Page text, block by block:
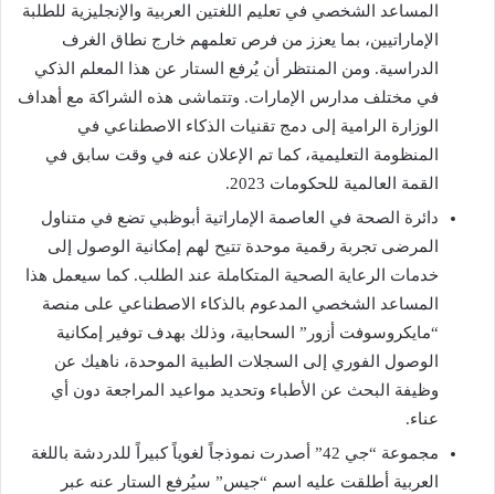
المساعد الشخصي في تعليم اللغتين العربية والإنجليزية للطلبة
الإماراتيين، بما يعزز من فرص تعلمهم خارج نطاق الغرف
الدراسية. ومن المنتظر أن يُرفع الستار عن هذا المعلم الذكي
في مختلف مدارس الإمارات. وتتماشى هذه الشراكة مع أهداف
الوزارة الرامية إلى دمج تقنيات الذكاء الاصطناعي في
المنظومة التعليمية، كما تم الإعلان عنه في وقت سابق في
القمة العالمية للحكومات 2023.
دائرة الصحة في العاصمة الإماراتية أبوظبي تضع في متناول
المرضى تجربة رقمية موحدة تتيح لهم إمكانية الوصول إلى
خدمات الرعاية الصحية المتكاملة عند الطلب. كما سيعمل هذا
المساعد الشخصي المدعوم بالذكاء الاصطناعي على منصة
“مايكروسوفت أزور” السحابية، وذلك بهدف توفير إمكانية
الوصول الفوري إلى السجلات الطبية الموحدة، ناهيك عن
وظيفة البحث عن الأطباء وتحديد مواعيد المراجعة دون أي
عناء.
مجموعة “جي 42” أصدرت نموذجاً لغوياً كبيراً للدردشة باللغة
العربية أطلقت عليه اسم “جيس” سيُرفع الستار عنه عبر